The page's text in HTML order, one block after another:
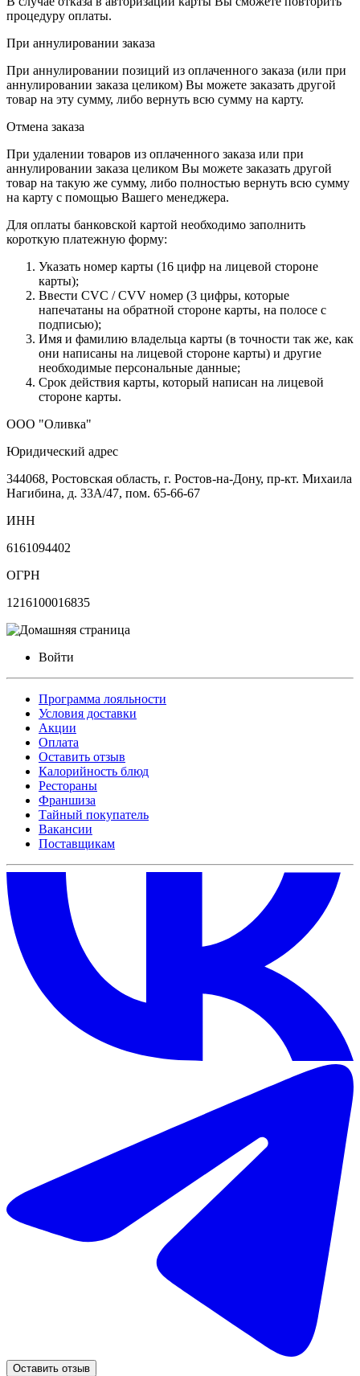
процедуру оплаты.
При аннулировании заказа
При аннулировании позиций из оплаченного заказа (или при
аннулировании заказа целиком) Вы можете заказать другой
товар на эту сумму, либо вернуть всю сумму на карту.
Отмена заказа
При удалении товаров из оплаченного заказа или при
аннулировании заказа целиком Вы можете заказать другой
товар на такую же сумму, либо полностью вернуть всю сумму
на карту с помощью Вашего менеджера.
Для оплаты банковской картой необходимо заполнить
короткую платежную форму:
Указать номер карты (16 цифр на лицевой стороне
карты);
Ввести CVC / CVV номер (3 цифры, которые
напечатаны на обратной стороне карты, на полосе с
подписью);
Имя и фамилию владельца карты (в точности так же, как
они написаны на лицевой стороне карты) и другие
необходимые персональные данные;
Срок действия карты, который написан на лицевой
стороне карты.
ООО "Оливка"
Юридический адрес
344068, Ростовская область, г. Ростов-на-Дону, пр-кт. Михаила
Нагибина, д. 33А/47, пом. 65-66-67
ИНН
6161094402
ОГРН
1216100016835
Войти
Программа лояльности
Условия доставки
Акции
Оплата
Оставить отзыв
Калорийность блюд
Рестораны
Франшиза
Тайный покупатель
Вакансии
Поставщикам
Оставить отзыв